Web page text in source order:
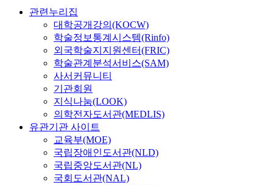
관련누리집
대학공개강의(KOCW)
학술정보통계시스템(Rinfo)
외국학술지지원센터(FRIC)
학술관계분석서비스(SAM)
사서커뮤니티
기관회원
지식나눔(LOOK)
의학전자도서관(MEDLIS)
유관기관 사이트
교육부(MOE)
국립장애인도서관(NLD)
국립중앙도서관(NL)
국회도서관(NAL)